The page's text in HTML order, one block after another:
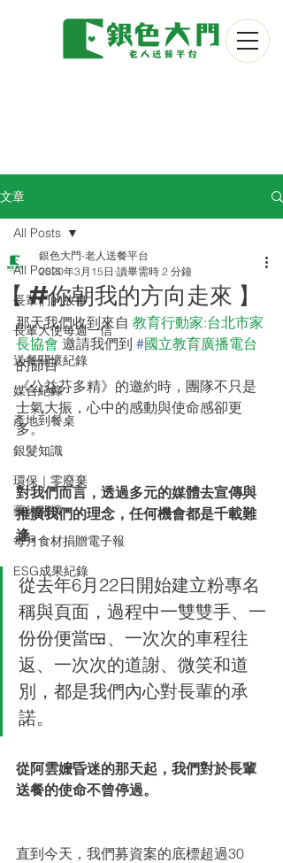
文章
All Posts
長輩們的故事
長輩大使每週一信
送餐關懷紀錄
媒合紀錄
產地到餐桌
銀髮知識
環保｜零廢棄
藝術關懷
每月食材捐贈電子報
ESG成果紀錄
All Posts
【 #你朝我的方向走來 】
銀色大門-老人送餐平台
2020年3月15日 讀畢需時 2 分鐘
那天我們收到來自 教育行動家:台北市家
長協會 邀請我們到 #國立教育廣播電台
的節目
《公益芬多精》的邀約時，團隊不只是
士氣大振，心中的感動與使命感卻更
多。
對我們而言，透過多元的媒體去宣傳與
推廣我們的理念，任何機會都是千載難
逢。
從去年6月22日開始建立粉專名
稱與頁面，過程中一雙雙手、一
份份便當🍱、一次次的車程往
返、一次次的道謝、微笑和道
別，都是我們內心對長輩的承
諾。
從阿雲嬤昏迷的那天起，我們對於長輩
送餐的使命不曾停過。
直到今天，我們募資案的底標超過30